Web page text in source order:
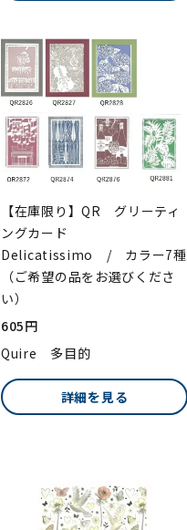
【在庫限り】QR グリーティ
ングカード
Delicatissimo / カラー7種
（ご希望の品をお選びくださ
い）
605円
Quire 多目的
詳細を見る